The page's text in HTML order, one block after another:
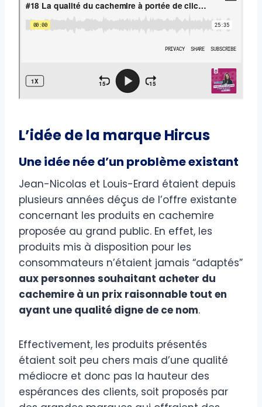
L’idée de la marque Hircus
Une idée née d’un problème existant
Jean-Nicolas et Louis-Erard étaient depuis
plusieurs années déçus de l’offre existante
concernant les produits en cachemire
proposée au grand public. En effet, les
produits mis à disposition pour les
consommateurs n’étaient jamais “adaptés”
aux personnes souhaitant acheter du
cachemire à un prix raisonnable tout en
ayant une qualité digne de ce nom.
Effectivement, les produits présentés
étaient soit peu chers mais d’une qualité
médiocre et donc pas la hauteur des
espérances des clients, soit proposés par